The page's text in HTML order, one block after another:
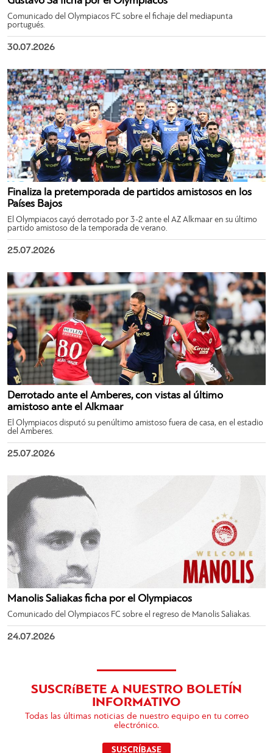
Comunicado del Olympiacos FC sobre el fichaje del mediapunta
portugués.
30.07.2026
Finaliza la pretemporada de partidos amistosos en los
Países Bajos
El Olympiacos cayó derrotado por 3-2 ante el AZ Alkmaar en su último
partido amistoso de la temporada de verano.
25.07.2026
Derrotado ante el Amberes, con vistas al último
amistoso ante el Alkmaar
El Olympiacos disputó su penúltimo amistoso fuera de casa, en el estadio
del Amberes.
25.07.2026
Manolis Saliakas ficha por el Olympiacos
Comunicado del Olympiacos FC sobre el regreso de Manolis Saliakas.
24.07.2026
SUSCRíBETE A NUESTRO BOLETÍN
INFORMATIVO
Todas las últimas noticias de nuestro equipo en tu correo
electrónico.
SUSCRÍBASE